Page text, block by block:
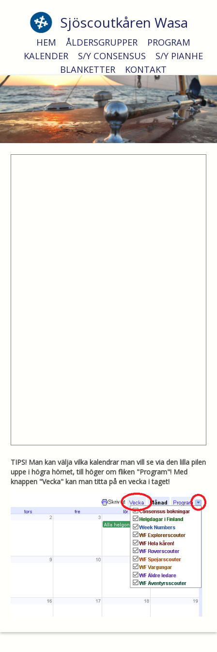
Sjöscoutkåren Wasa
Fyrvaktare
HEM ÅLDERSGRUPPER
PROGRAM
KALENDER
S/Y CONSENSUS
S/Y PIANHE
BLANKETTER
KONTAKT
TIPS! Man kan välja vilka kalendrar man vill se via den lilla pilen
uppe i högra hörnet, till höger om fliken "Program"! Med
knappen "Vecka" kan man titta på en vecka i taget!